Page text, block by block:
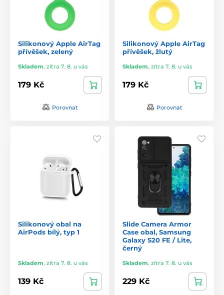
Silikonový Apple AirTag
přívěšek, zelený
Skladem, zítra 7. 8. u vás
179 Kč
Porovnat
Silikonový Apple AirTag
přívěšek, žlutý
Skladem, zítra 7. 8. u vás
179 Kč
Porovnat
Silikonový obal na
AirPods bílý, typ 1
Skladem, zítra 7. 8. u vás
139 Kč
Slide Camera Armor
Case obal, Samsung
Galaxy S20 FE / Lite,
černý
Skladem, zítra 7. 8. u vás
229 Kč